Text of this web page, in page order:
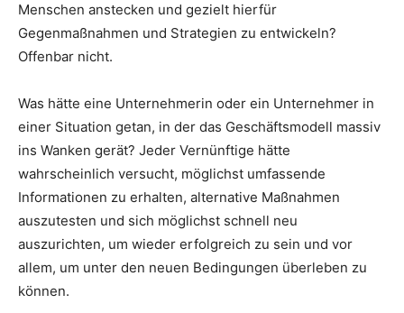
Menschen anstecken und gezielt hierfür
Gegenmaßnahmen und Strategien zu entwickeln?
Offenbar nicht.
Was hätte eine Unternehmerin oder ein Unternehmer in
einer Situation getan, in der das Geschäftsmodell massiv
ins Wanken gerät? Jeder Vernünftige hätte
wahrscheinlich versucht, möglichst umfassende
Informationen zu erhalten, alternative Maßnahmen
auszutesten und sich möglichst schnell neu
auszurichten, um wieder erfolgreich zu sein und vor
allem, um unter den neuen Bedingungen überleben zu
können.